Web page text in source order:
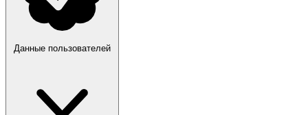
Данные пользователей